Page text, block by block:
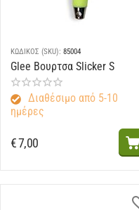
ΚΩΔΙΚΟΣ (SKU): 85004
Glee Βουρτσα Slicker S
Διαθέσιμο από 5-10
ημέρες
€7,00